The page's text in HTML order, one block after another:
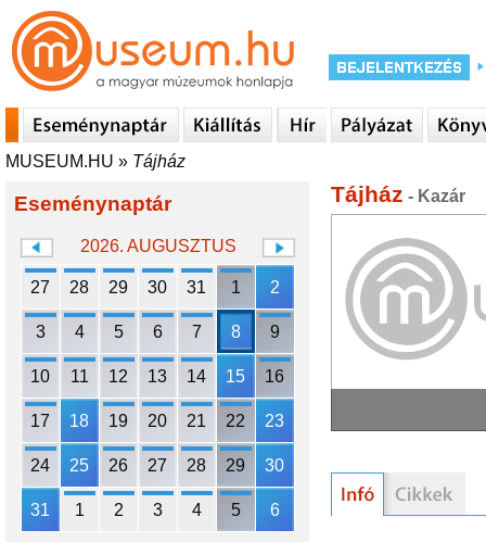
MUSEUM.HU » Tájház
Eseménynaptár
2026. AUGUSZTUS
27 28 29 30 31 1 2
3 4 5 6 7 8 9
10 11 12 13 14 15 16
17 18 19 20 21 22 23
24 25 26 27 28 29 30
31 1 2 3 4 5 6
Tájház - Kazár